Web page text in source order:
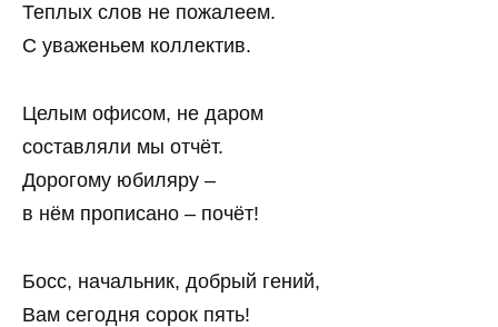
Теплых слов не пожалеем.
С уваженьем коллектив.
Целым офисом, не даром
составляли мы отчёт.
Дорогому юбиляру –
в нём прописано – почёт!
Босс, начальник, добрый гений,
Вам сегодня сорок пять!